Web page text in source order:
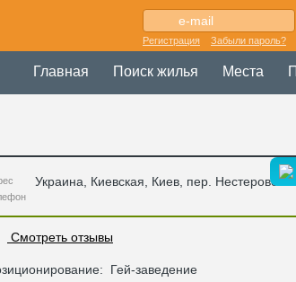
Регистрация Забыли пароль?
Главная Поиск жилья Места
Украина Киевская , Киев, пер.
Смотреть отзывы
Гей-заведение